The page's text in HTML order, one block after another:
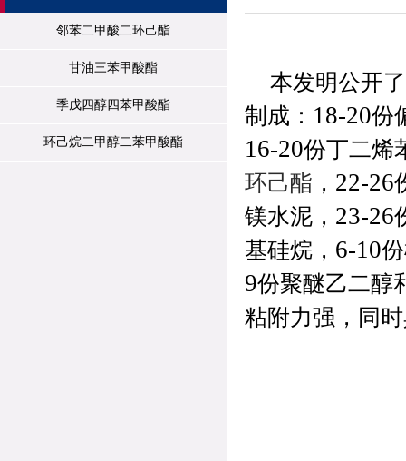
邻苯二甲酸二环己酯
甘油三苯甲酸酯
季戊四醇四苯甲酸酯
环己烷二甲醇二苯甲酸酯
本发明公开
制成： 18-20份
16-20份丁二烯
环己酯 ， 22-26
镁水泥， 23-26
基硅烷， 6-10
9份聚醚乙二醇
粘附力强，同